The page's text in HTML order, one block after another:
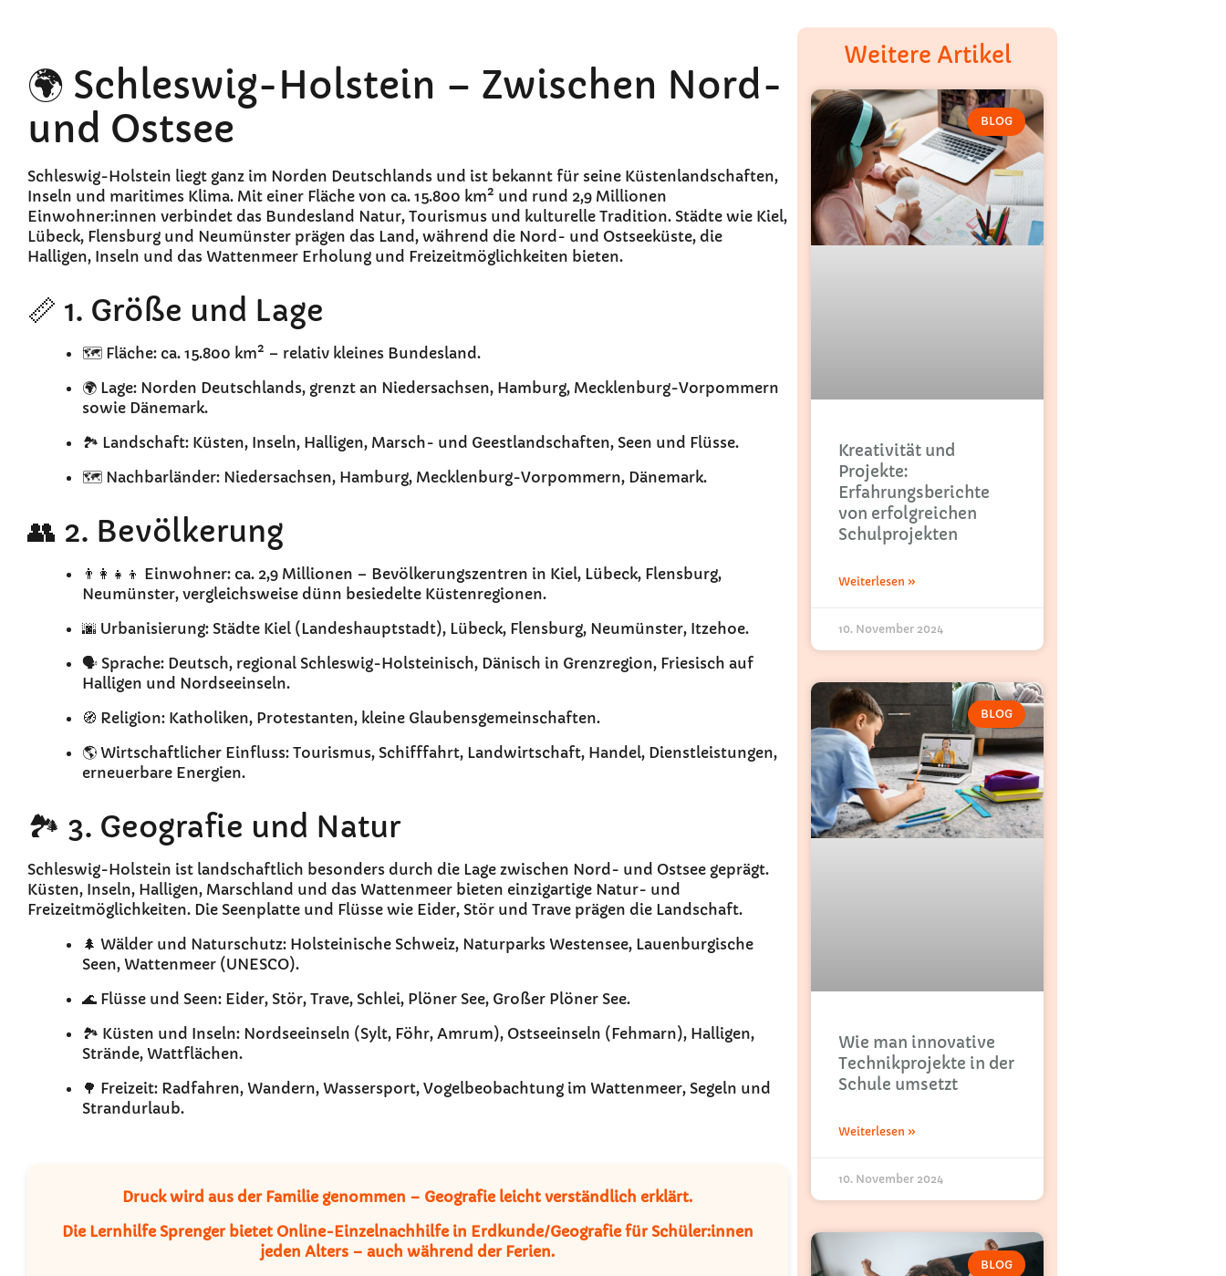
🌍 Schleswig-Holstein – Zwischen Nord-
und Ostsee
Schleswig-Holstein liegt ganz im Norden Deutschlands und ist bekannt für seine Küstenlandschaften,
Inseln und maritimes Klima. Mit einer Fläche von ca. 15.800 km² und rund 2,9 Millionen
Einwohner:innen verbindet das Bundesland Natur, Tourismus und kulturelle Tradition. Städte wie Kiel,
Lübeck, Flensburg und Neumünster prägen das Land, während die Nord- und Ostseeküste, die
Halligen, Inseln und das Wattenmeer Erholung und Freizeitmöglichkeiten bieten.
📏 1. Größe und Lage
🗺️ Fläche: ca. 15.800 km² – relativ kleines Bundesland.
🌍 Lage: Norden Deutschlands, grenzt an Niedersachsen, Hamburg, Mecklenburg-Vorpommern
sowie Dänemark.
🏞️ Landschaft: Küsten, Inseln, Halligen, Marsch- und Geestlandschaften, Seen und Flüsse.
🗺️ Nachbarländer: Niedersachsen, Hamburg, Mecklenburg-Vorpommern, Dänemark.
👥 2. Bevölkerung
👨‍👩‍👧‍👦 Einwohner: ca. 2,9 Millionen – Bevölkerungszentren in Kiel, Lübeck, Flensburg,
Neumünster, vergleichsweise dünn besiedelte Küstenregionen.
🌆 Urbanisierung: Städte Kiel (Landeshauptstadt), Lübeck, Flensburg, Neumünster, Itzehoe.
🗣️ Sprache: Deutsch, regional Schleswig-Holsteinisch, Dänisch in Grenzregion, Friesisch auf
Halligen und Nordseeinseln.
🧭 Religion: Katholiken, Protestanten, kleine Glaubensgemeinschaften.
🌎 Wirtschaftlicher Einfluss: Tourismus, Schifffahrt, Landwirtschaft, Handel, Dienstleistungen,
erneuerbare Energien.
🏞️ 3. Geografie und Natur
Schleswig-Holstein ist landschaftlich besonders durch die Lage zwischen Nord- und Ostsee geprägt.
Küsten, Inseln, Halligen, Marschland und das Wattenmeer bieten einzigartige Natur- und
Freizeitmöglichkeiten. Die Seenplatte und Flüsse wie Eider, Stör und Trave prägen die Landschaft.
🌲 Wälder und Naturschutz: Holsteinische Schweiz, Naturparks Westensee, Lauenburgische
Seen, Wattenmeer (UNESCO).
🌊 Flüsse und Seen: Eider, Stör, Trave, Schlei, Plöner See, Großer Plöner See.
🏞️ Küsten und Inseln: Nordseeinseln (Sylt, Föhr, Amrum), Ostseeinseln (Fehmarn), Halligen,
Strände, Wattflächen.
🌳 Freizeit: Radfahren, Wandern, Wassersport, Vogelbeobachtung im Wattenmeer, Segeln und
Strandurlaub.
Druck wird aus der Familie genommen – Geografie leicht verständlich erklärt.
Die Lernhilfe Sprengerbietet Online-Einzelnachhilfe in Erdkunde/Geografiefür Schüler:innen
jeden Alters – auch während der Ferien.
Weitere Artikel
BLOG
Kreativität und
Projekte:
Erfahrungsberichte
von erfolgreichen
Schulprojekten
Weiterlesen »
10. November 2024
BLOG
Wie man innovative
Technikprojekte in der
Schule umsetzt
Weiterlesen »
10. November 2024
BLOG